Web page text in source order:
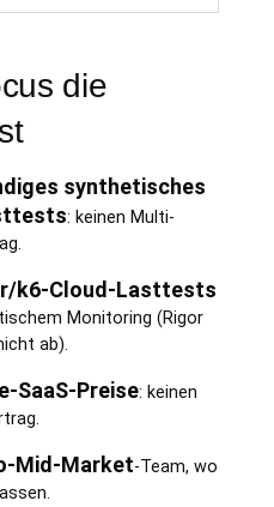
die
synthetisches
: keinen Multi-
k6-Cloud-Lasttests
Monitoring (Rigor
ab).
SaaS-Preise: keinen
Mid-Market-Team, wo